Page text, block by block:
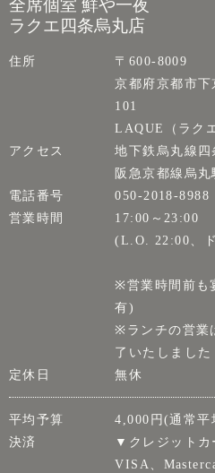
全席個室 鮮や一夜
ラクエ四条烏丸店
住所
〒600-8009
京都府京都市
101
LAQUE（ラク
アクセス
地下鉄烏丸線
阪急京都線烏
電話番号
050-2018-8988
営業時間
17:00～23:00
(L.O. 22:00、
※営業時間前も
有)
※ランチの営業
了いたしました
定休日
無休
平均予算
4,000円(通常
決済
▼クレジットカ
VISA、